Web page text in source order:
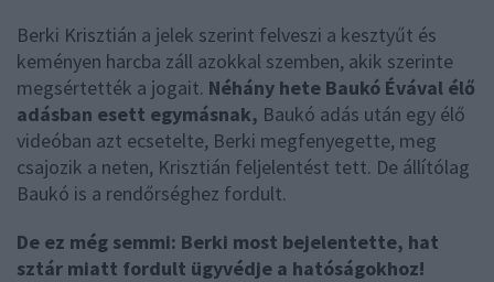
Berki Krisztián a jelek szerint felveszi a kesztyűt és
keményen harcba záll azokkal szemben, akik szerinte
megsértették a jogait. Néhány hete Baukó Évával élő
adásban esett egymásnak, Baukó adás után egy élő
videóban azt ecsetelte, Berki megfenyegette, meg
csajozik a neten, Krisztián feljelentést tett. De állítólag
Baukó is a rendőrséghez fordult.
De ez még semmi: Berki most bejelentette, hat
sztár miatt fordult ügyvédje a hatóságokhoz!